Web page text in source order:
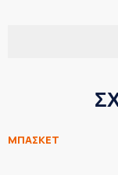
ΜΠΑΣΚΕΤ